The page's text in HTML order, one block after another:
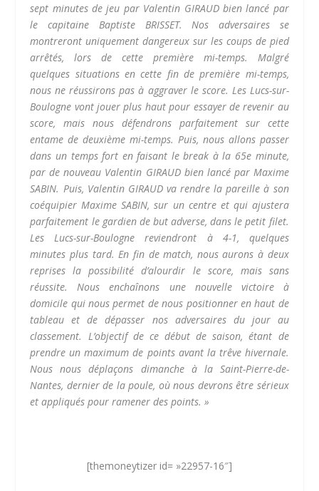
sept minutes de jeu par Valentin GIRAUD bien lancé par
le capitaine Baptiste BRISSET. Nos adversaires se
montreront uniquement dangereux sur les coups de pied
arrêtés, lors de cette première mi-temps. Malgré
quelques situations en cette fin de première mi-temps,
nous ne réussirons pas à aggraver le score. Les Lucs-sur-
Boulogne vont jouer plus haut pour essayer de revenir au
score, mais nous défendrons parfaitement sur cette
entame de deuxième mi-temps. Puis, nous allons passer
dans un temps fort en faisant le break à la 65e minute,
par de nouveau Valentin GIRAUD bien lancé par Maxime
SABIN. Puis, Valentin GIRAUD va rendre la pareille à son
coéquipier Maxime SABIN, sur un centre et qui ajustera
parfaitement le gardien de but adverse, dans le petit filet.
Les Lucs-sur-Boulogne reviendront à 4-1, quelques
minutes plus tard. En fin de match, nous aurons à deux
reprises la possibilité d’alourdir le score, mais sans
réussite. Nous enchaînons une nouvelle victoire à
domicile qui nous permet de nous positionner en haut de
tableau et de dépasser nos adversaires du jour au
classement. L’objectif de ce début de saison, étant de
prendre un maximum de points avant la trêve hivernale.
Nous nous déplaçons dimanche à la Saint-Pierre-de-
Nantes, dernier de la poule, où nous devrons être sérieux
et appliqués pour ramener des points. »
[themoneytizer id= »22957-16″]